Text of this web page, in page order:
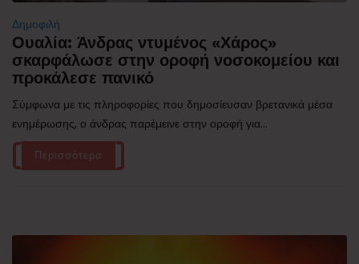
Δημοφιλή
Ουαλία: Άνδρας ντυμένος «Χάρος»
σκαρφάλωσε στην οροφή νοσοκομείου και
προκάλεσε πανικό
Σύμφωνα με τις πληροφορίες που δημοσίευσαν βρετανικά μέσα
ενημέρωσης, ο άνδρας παρέμεινε στην οροφή για...
Περισσότερα